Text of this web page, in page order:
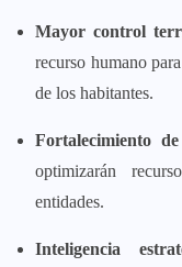
Mayor control
recurso humano
de los habitantes.
Fortalecimiento
optimizarán
entidades.
Inteligencia